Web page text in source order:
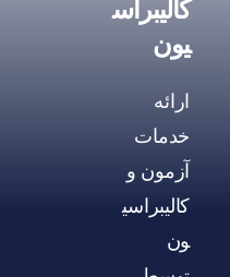
کالیبراس
یون
ارائه
خدمات
آزمون و
کالیبراسی
ون